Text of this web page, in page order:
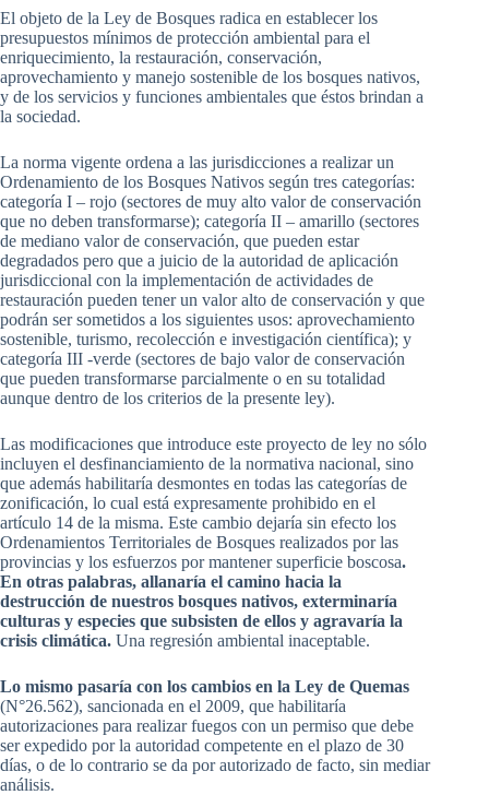
El objeto de la Ley de Bosques radica en establecer los
presupuestos mínimos de protección ambiental para el
enriquecimiento, la restauración, conservación,
aprovechamiento y manejo sostenible de los bosques nativos,
y de los servicios y funciones ambientales que éstos brindan a
la sociedad.
La norma vigente ordena a las jurisdicciones a realizar un
Ordenamiento de los Bosques Nativos según tres categorías:
categoría I – rojo (sectores de muy alto valor de conservación
que no deben transformarse); categoría II – amarillo (sectores
de mediano valor de conservación, que pueden estar
degradados pero que a juicio de la autoridad de aplicación
jurisdiccional con la implementación de actividades de
restauración pueden tener un valor alto de conservación y que
podrán ser sometidos a los siguientes usos: aprovechamiento
sostenible, turismo, recolección e investigación científica); y
categoría III -verde (sectores de bajo valor de conservación
que pueden transformarse parcialmente o en su totalidad
aunque dentro de los criterios de la presente ley).
Las modificaciones que introduce este proyecto de ley no sólo
incluyen el desfinanciamiento de la normativa nacional, sino
que además habilitaría desmontes en todas las categorías de
zonificación, lo cual está expresamente prohibido en el
artículo 14 de la misma. Este cambio dejaría sin efecto los
Ordenamientos Territoriales de Bosques realizados por las
provincias y los esfuerzos por mantener superficie boscosa.
En otras palabras, allanaría el camino hacia la
destrucción de nuestros bosques nativos, exterminaría
culturas y especies que subsisten de ellos y agravaría la
crisis climática. Una regresión ambiental inaceptable.
Lo mismo pasaría con los cambios en la Ley de Quemas
(N°26.562), sancionada en el 2009, que habilitaría
autorizaciones para realizar fuegos con un permiso que debe
ser expedido por la autoridad competente en el plazo de 30
días, o de lo contrario se da por autorizado de facto, sin mediar
análisis.